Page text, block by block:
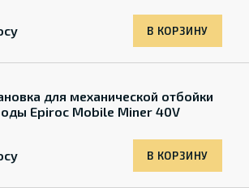
В КОРЗИНУ
для механической отбойки
Epiroc Mobile Miner 40V
В КОРЗИНУ